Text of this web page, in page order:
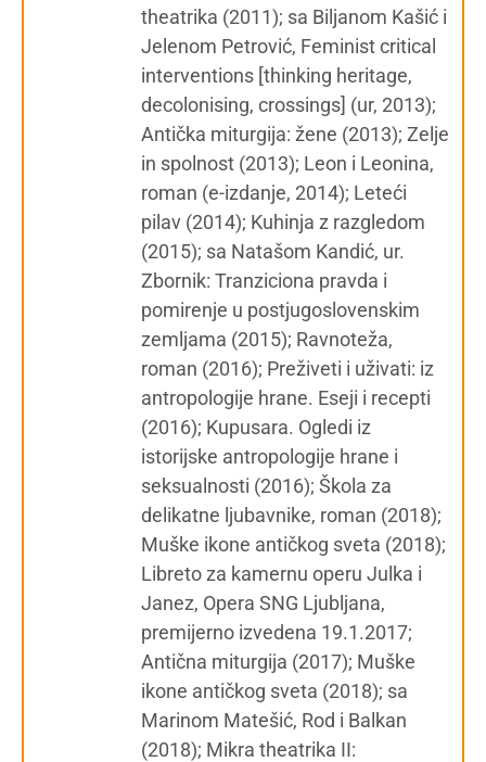
theatrika (2011); sa Biljanom Kašić i
Jelenom Petrović, Feminist critical
interventions [thinking heritage,
decolonising, crossings] (ur, 2013);
Antička miturgija: žene (2013); Zelje
in spolnost (2013); Leon i Leonina,
roman (e-izdanje, 2014); Leteći
pilav (2014); Kuhinja z razgledom
(2015); sa Natašom Kandić, ur.
Zbornik: Tranziciona pravda i
pomirenje u postjugoslovenskim
zemljama (2015); Ravnoteža,
roman (2016); Preživeti i uživati: iz
antropologije hrane. Eseji i recepti
(2016); Kupusara. Ogledi iz
istorijske antropologije hrane i
seksualnosti (2016); Škola za
delikatne ljubavnike, roman (2018);
Muške ikone antičkog sveta (2018);
Libreto za kamernu operu Julka i
Janez, Opera SNG Ljubljana,
premijerno izvedena 19.1.2017;
Antična miturgija (2017); Muške
ikone antičkog sveta (2018); sa
Marinom Matešić, Rod i Balkan
(2018); Mikra theatrika II: